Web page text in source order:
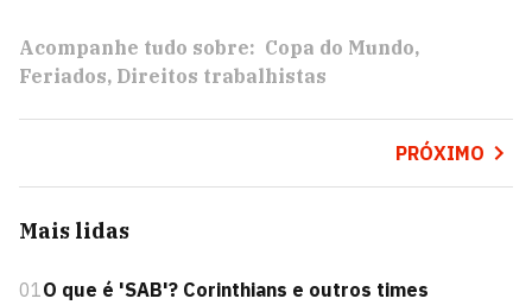
Acompanhe tudo sobre: Copa do Mundo
Feriados Direitos trabalhistas
PRÓXIMO
Mais lidas
01O que é 'SAB'? Corinthians e outros times